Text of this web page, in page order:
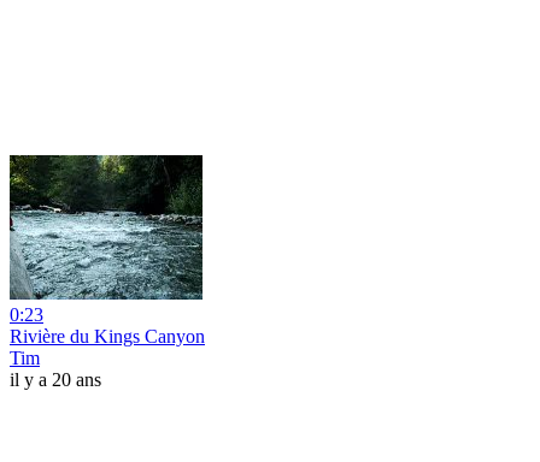
0:23
Rivière du Kings Canyon
Tim
il y a 20 ans